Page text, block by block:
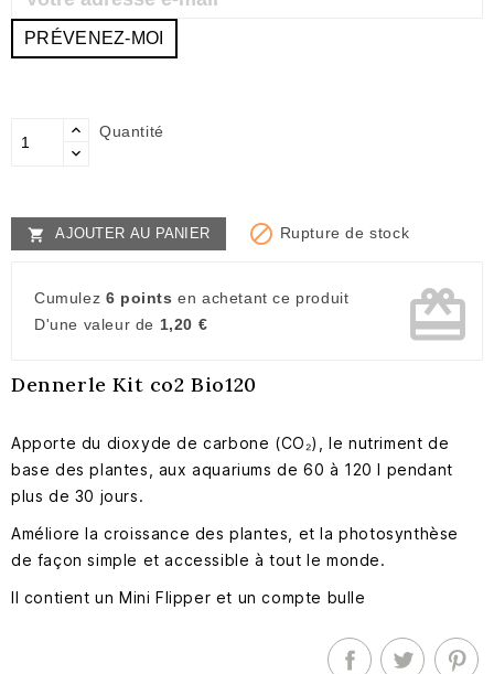
PRÉVENEZ-MOI
Quantité
 AJOUTER AU PANIER  Rupture de stock
Cumulez 6 points en achetant ce produit
D'une valeur de 1,20 € card_giftcard
Dennerle Kit co2 Bio120
Apporte du dioxyde de carbone (CO₂), le nutriment de
base des plantes, aux aquariums de 60 à 120 l pendant
plus de 30 jours.
Améliore la croissance des plantes, et la photosynthèse
de façon simple et accessible à tout le monde.
Il contient un Mini Flipper et un compte bulle